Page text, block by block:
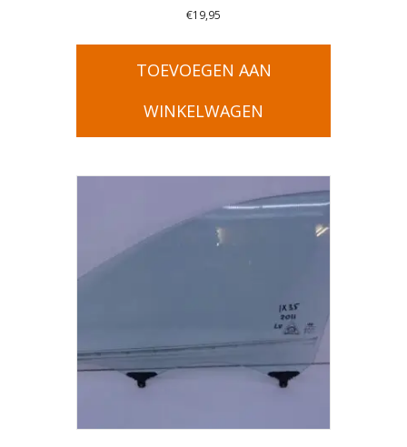
€19,95
TOEVOEGEN AAN
WINKELWAGEN